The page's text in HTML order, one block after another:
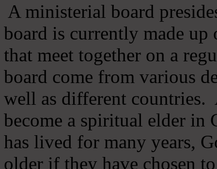
A ministerial board
board is currently made
that meet together on a
board come from various
well as different countries.
become a spiritual elder in
has lived for many years,
older if they have chosen